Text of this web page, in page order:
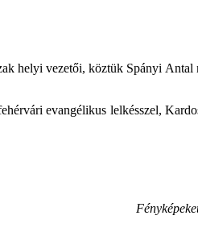
helyi vezetői, köztük Spányi Antal
evangélikus lelkésszel,